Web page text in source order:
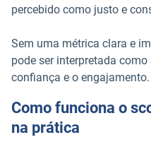
percebido como justo e
Sem uma métrica clara e
pode ser interpretada
confiança e o engajamento.
Como funciona o
na prática